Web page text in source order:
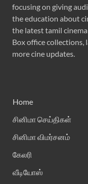
focusing on giving
the education about
the latest tamil
Box office collections,
more cine updates.
Home
சினிமா செய்திகள்
சினிமா விமர்சனம்
கேலரி
வீடியோஸ்